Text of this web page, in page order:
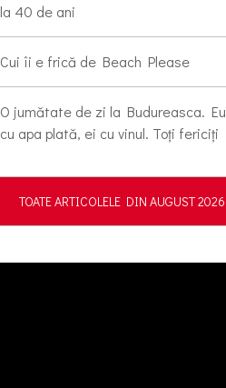
la 40 de ani
Cui îi e frică de Beach Please
O jumătate de zi la Budureasca. Eu
cu apa plată, ei cu vinul. Toți fericiți
TOATE ARTICOLELE DIN AUGUST 2026